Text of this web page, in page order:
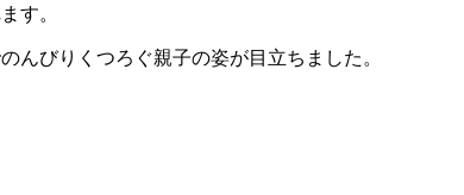
す。
んびりくつろぐ親子の姿が目立ちました。